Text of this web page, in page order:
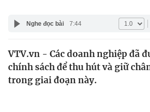
Pháp luật
Thế giới
Công nghệ
Nghe đọc bài 7:44
VTV.vn - Các doanh nghiệp đã
chính sách để thu hút và giữ
trong giai đoạn này.